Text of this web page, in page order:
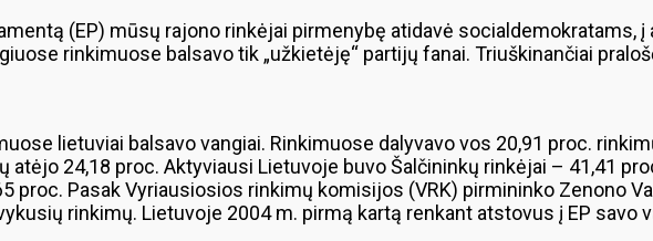
(EP) mūsų rajono rinkėjai pirmenybę atidavė
rinkimuose balsavo tik „užkietėję“ partijų fanai. Triuškinančiai
lietuviai balsavo vangiai. Rinkimuose dalyvavo vos 20,91 proc.
24,18 proc. Aktyviausi Lietuvoje buvo Šalčininkų rinkėjai – 41,41
proc. Pasak Vyriausiosios rinkimų komisijos (VRK) pirmininko Zenono
rinkimų. Lietuvoje 2004 m. pirmą kartą renkant atstovus į EP savo